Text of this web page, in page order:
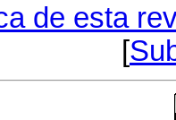
de esta
[